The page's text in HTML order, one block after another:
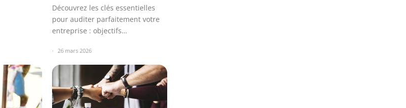
Découvrez les clés essentielles
pour auditer parfaitement votre
entreprise : objectifs…
26 mars 2026